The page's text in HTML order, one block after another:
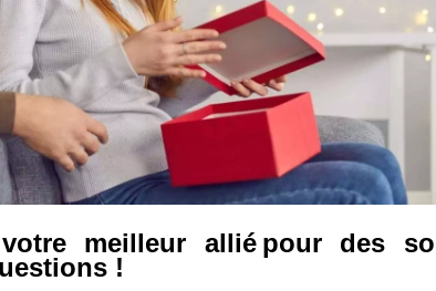
meilleur allié pour des
!